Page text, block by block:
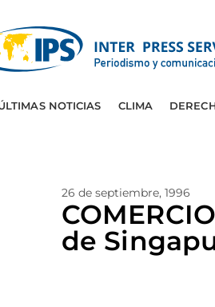
NOTICIAS CLIMA
26 de septiembre, 1996
de